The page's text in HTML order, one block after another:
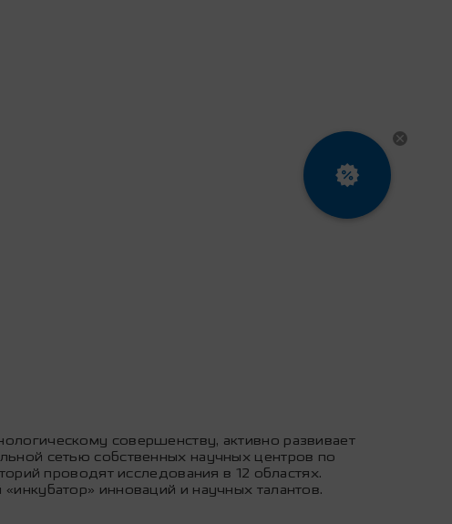
совершенству, активно развивает
сетью собственных научных центров по
проводят исследования в 12 областях.
инноваций и научных талантов.